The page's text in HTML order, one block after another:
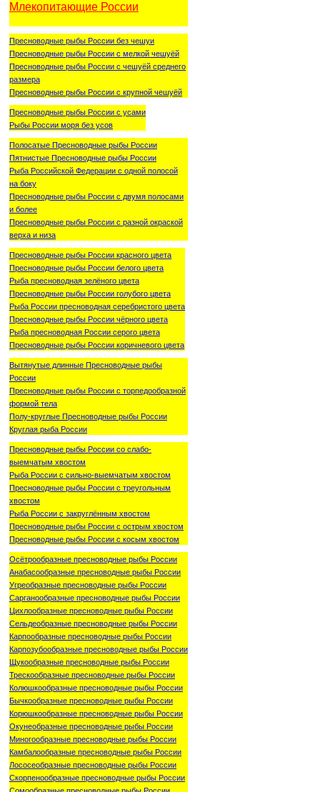
Млекопитающие России
Пресноводные рыбы России без чешуи
Пресноводные рыбы России с мелкой чешуёй
Пресноводные рыбы России с чешуёй среднего
размера
Пресноводные рыбы России с крупной чешуёй
Пресноводные рыбы России с усами
Рыбы России моря без усов
Полосатые Пресноводные рыбы России
Пятнистые Пресноводные рыбы России
Рыба Российской Федерации с одной полосой
на боку
Пресноводные рыбы России с двумя полосами
и более
Пресноводные рыбы России с разной окраской
верха и низа
Пресноводные рыбы России красного цвета
Пресноводные рыбы России белого цвета
Рыба пресноводная зелёного цвета
Пресноводные рыбы России голубого цвета
Рыба России пресноводная серебристого цвета
Пресноводные рыбы России чёрного цвета
Рыба пресноводная России серого цвета
Пресноводные рыбы России коричневого цвета
Вытянутые длинные Пресноводные рыбы
России
Пресноводные рыбы России с торпедообразной
формой тела
Полу-круглые Пресноводные рыбы России
Круглая рыба России
Пресноводные рыбы России со слабо-
выемчатым хвостом
Рыба России с сильно-выемчатым хвостом
Пресноводные рыбы России с треугольным
хвостом
Рыба России с закруглённым хвостом
Пресноводные рыбы России с острым хвостом
Пресноводные рыбы России с косым хвостом
Осётрообразные пресноводные рыбы России
Анабасообразные пресноводные рыбы России
Угреобразные пресноводные рыбы России
Сарганообразные пресноводные рыбы России
Цихлообразные пресноводные рыбы России
Сельдеобразные пресноводные рыбы России
Карпообразные пресноводные рыбы России
Карпозубообразные пресноводные рыбы России
Щукообразные пресноводные рыбы России
Трескообразные пресноводные рыбы России
Колюшкообразные пресноводные рыбы России
Бычкообразные пресноводные рыбы России
Корюшкообразные пресноводные рыбы России
Окунеобразные пресноводные рыбы России
Миногообразные пресноводные рыбы России
Камбалообразные пресноводные рыбы России
Лососеобразные пресноводные рыбы России
Скорпенообразные пресноводные рыбы России